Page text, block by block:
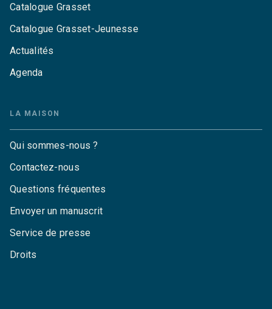
Catalogue Grasset
Catalogue Grasset-Jeunesse
Actualités
Agenda
LA MAISON
Qui sommes-nous ?
Contactez-nous
Questions fréquentes
Envoyer un manuscrit
Service de presse
Droits